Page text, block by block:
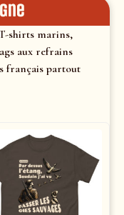
shirts marins,
aux refrains
français partout